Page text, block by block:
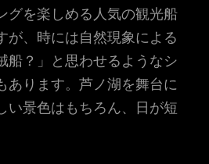
グを楽しめる人気の観光船
が、時には自然現象による
船？」と思わせるようなシ
あります。芦ノ湖を舞台に
い景色はもちろん、日が短